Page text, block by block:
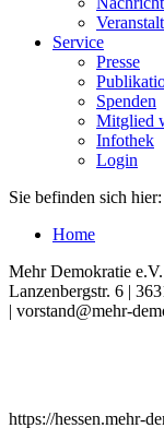
Service
Presse
Spenden
Mitglied
Infothek
Login
Sie befinden sich hier:
Home
Mehr Demokratie
Lanzenbergstr. 6 |
| vorstand@mehr-
https://hessen.mehr-